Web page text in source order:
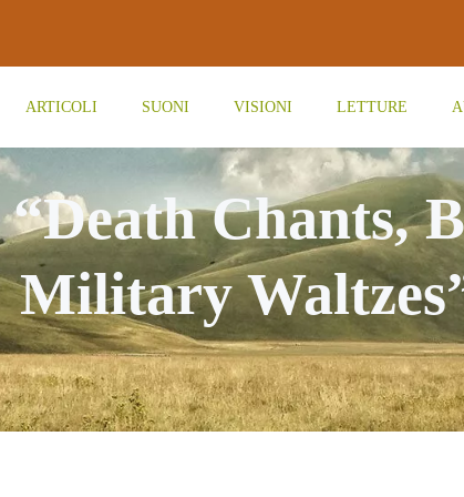
ARTICOLI SUONI VISIONI LETTURE
Chants,
Military